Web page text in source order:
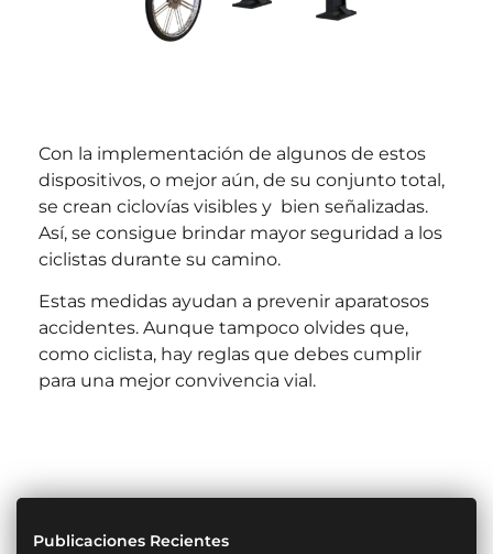
Con la implementación de algunos de estos
dispositivos, o mejor aún, de su conjunto total,
se crean ciclovías visibles y bien señalizadas.
Así, se consigue brindar mayor seguridad a los
ciclistas durante su camino.
Estas medidas ayudan a prevenir aparatosos
accidentes. Aunque tampoco olvides que,
como ciclista, hay reglas que debes cumplir
para una mejor convivencia vial.
Publicaciones Recientes